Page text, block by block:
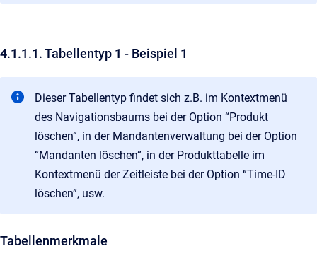
4.1.1.1. Tabellentyp 1 - Beispiel 1
Dieser Tabellentyp findet sich z.B. im Kontextmenü
des Navigationsbaums bei der Option “Produkt
löschen”, in der Mandantenverwaltung bei der Option
“Mandanten löschen”, in der Produkttabelle im
Kontextmenü der Zeitleiste bei der Option “Time-ID
löschen”, usw.
Tabellenmerkmale